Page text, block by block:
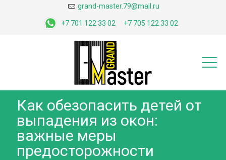
grand-master.79@mail.ru
+7 701 122 33 02 +7 705 122 33 02
Как обезопасить детей от
выпадения из окон:
важные меры
предосторожности